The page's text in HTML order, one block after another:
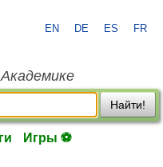
EN DE ES FR
Найти!
Игры ⚽